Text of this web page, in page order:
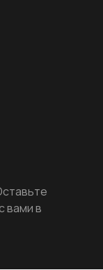
вами в